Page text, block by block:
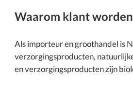
Waarom klant
Als importeur en groothandel is
verzorgingsproducten,
en verzorgingsproducten zijn